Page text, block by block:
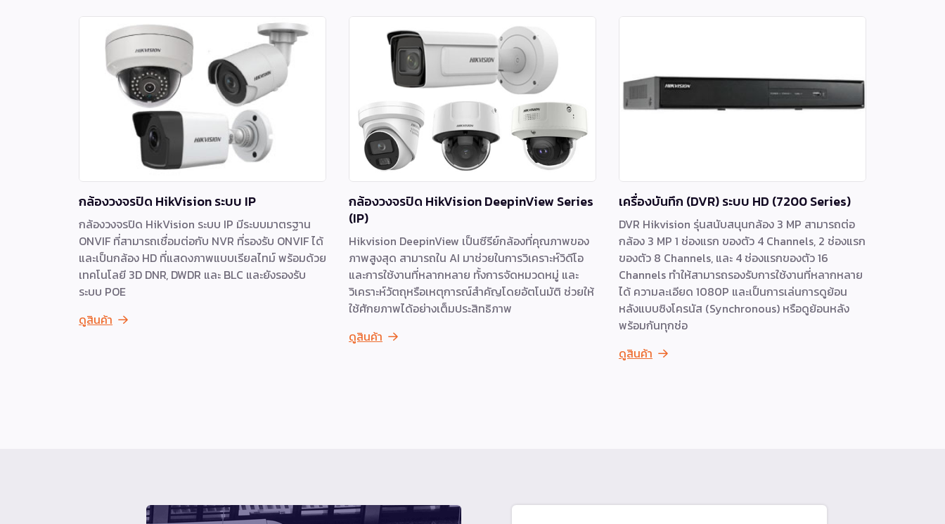
กล้องวงจรปิด HikVision ระบบ IP
กล้องวงจรปิด HikVision ระบบ IP มีระบบมาตรฐาน
ONVIF ที่สามารถเชื่อมต่อกับ NVR ที่รองรับ ONVIF ได้
และเป็นกล้อง HD ที่แสดงภาพแบบเรียลไทม์ พร้อมด้วย
เทคโนโลยี 3D DNR, DWDR และ BLC และยังรองรับ
ระบบ POE
ดูสินค้า
กล้องวงจรปิด HikVision DeepinView Series
(IP)
Hikvision DeepinView เป็นซีรีย์กล้องที่คุณภาพของ
ภาพสูงสุด สามารถใน AI มาช่วยในการวิเคราะห์วิดีโอ
และการใช้งานที่หลากหลาย ทั้งการจัดหมวดหมู่ และ
วิเคราะห์วัตถุหรือเหตุการณ์สำคัญโดยอัตโนมัติ ช่วยให้
ใช้ศักยภาพได้อย่างเต็มประสิทธิภาพ
ดูสินค้า
เครื่องบันทึก (DVR) ระบบ HD (7200 Series)
DVR Hikvision รุ่นสนับสนุนกล้อง 3 MP สามารถต่อ
กล้อง 3 MP 1 ช่องแรก ของตัว 4 Channels, 2 ช่องแรก
ของตัว 8 Channels, และ 4 ช่องแรกของตัว 16
Channels ทำให้สามารถรองรับการใช้งานที่หลากหลาย
ได้ ความละเอียด 1080P และเป็นการเล่นการดูย้อน
หลังแบบซิงโครนัส (Synchronous) หรือดูย้อนหลัง
พร้อมกันทุกช่อ
ดูสินค้า